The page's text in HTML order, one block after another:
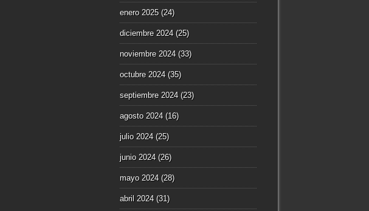
enero 2025(24)
diciembre 2024(25)
noviembre 2024(33)
octubre 2024(35)
septiembre 2024(23)
agosto 2024(16)
julio 2024(25)
junio 2024(26)
mayo 2024(28)
abril 2024(31)